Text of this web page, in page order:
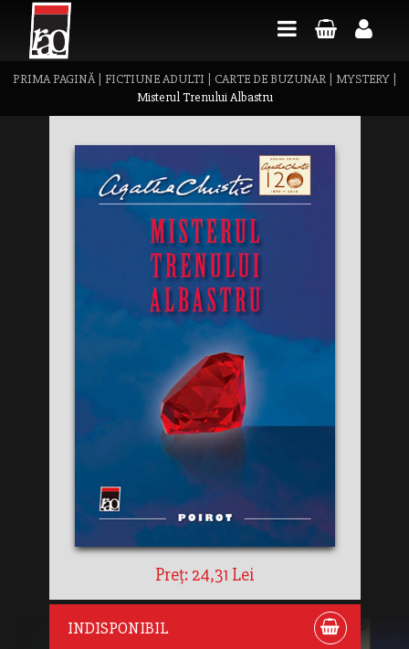
PRIMA PAGINĂ| FICTIUNE ADULTI CARTE DE BUZUNAR| MYSTERY|
Misterul Trenului Albastru
Preț: 24,31 Lei
INDISPONIBIL